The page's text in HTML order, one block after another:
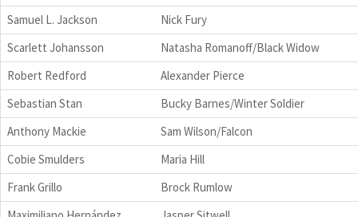
Samuel L. Jackson
Nick Fury
Scarlett Johansson
Natasha Romanoff/Black Widow
Robert Redford
Alexander Pierce
Sebastian Stan
Bucky Barnes/Winter Soldier
Anthony Mackie
Sam Wilson/Falcon
Cobie Smulders
Maria Hill
Frank Grillo
Brock Rumlow